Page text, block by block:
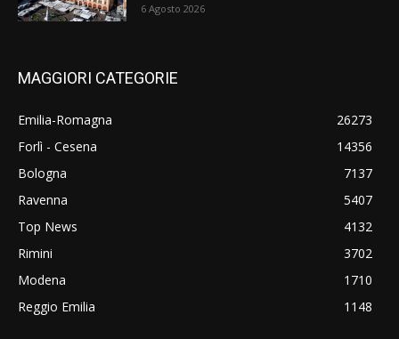
6 Agosto 2026
MAGGIORI CATEGORIE
Emilia-Romagna
26273
Forlì - Cesena
14356
Bologna
7137
Ravenna
5407
Top News
4132
Rimini
3702
Modena
1710
Reggio Emilia
1148